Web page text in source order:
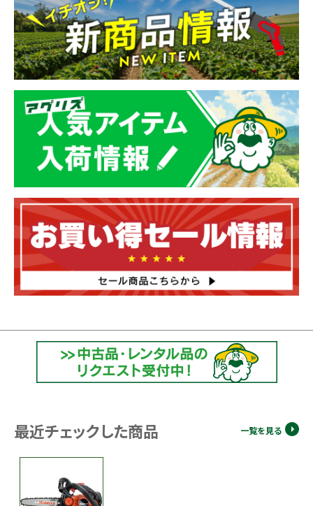
最近チェックした商品 一覧を見る